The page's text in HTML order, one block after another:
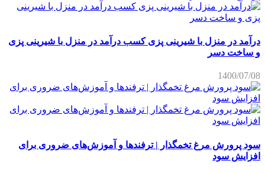
درآمد در منزل با شیرینی پزی کسب درآمد در منزل با شیرینی پزی
و ساخت دسر
1400/07/08
سود پرورش مرغ تخمگذار | ترفندها و آموزش‌های ضروری برای
افزایش سود